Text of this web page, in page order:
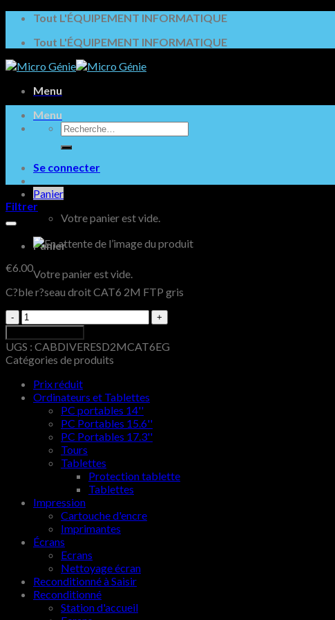
Skip
content
Tout L'ÉQUIPEMENT INFORMATIQUE
Tout L'ÉQUIPEMENT INFORMATIQUE
Menu
Menu
Recherche
pour :
Se connecter
Panier
Votre panier est vide.
Panier
Votre panier est vide.
Filtrer
€6.00
C?ble r?seau droit CAT6 2M FTP gris
Quantité
UGS : CABDIVERESD2MCAT6EG
Catégories de produits
Prix réduit
Ordinateurs et Tablettes
PC portables 14''
PC Portables 15.6''
PC Portables 17.3''
Tours
Tablettes
Protection tablette
Tablettes
Impression
Cartouche d'encre
Imprimantes
Écrans
Ecrans
Nettoyage écran
Reconditionné à Saisir
Reconditionné
Station d'accueil